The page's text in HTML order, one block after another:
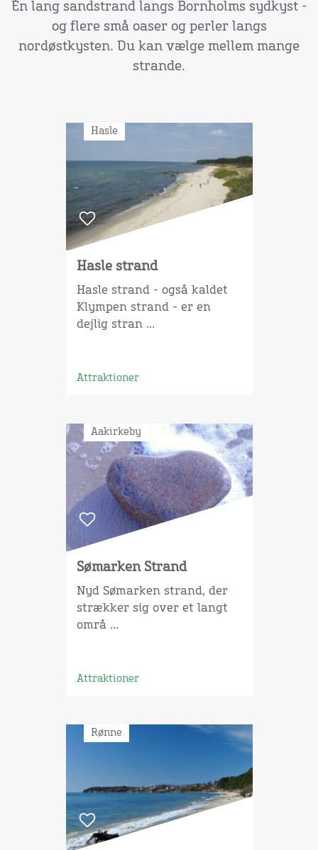
Én lang sandstrand langs Bornholms sydkyst -
og flere små oaser og perler langs
nordøstkysten. Du kan vælge mellem mange
strande.
Hasle
Hasle strand
Hasle strand - også kaldet
Klympen strand - er en
dejlig stran ...
Attraktioner
Aakirkeby
Sømarken Strand
Nyd Sømarken strand, der
strækker sig over et langt
områ ...
Attraktioner
Rønne